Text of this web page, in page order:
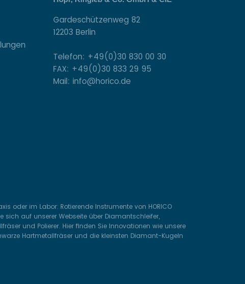
Gardeschützenweg 82
12203 Berlin
Telefon: +49(0)30 830 00 30
FAX: +49(0)30 833 29 95
Mail: info@horico.de
oder im Labor: Rotierende Instrumente von HORICO
sich auf unserer Webseite über Diamantschleifer,
und Polierer. Hier finden Sie Innovationen wie unsere
Hartmetallfräser und die kleinsten Diamant-Kugeln